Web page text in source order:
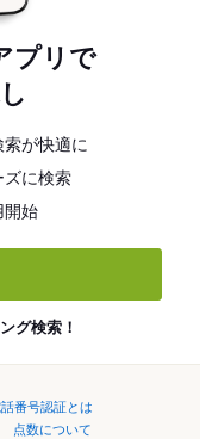
プリで
が快適に
ズに検索
開始
グ検索！
番号認証とは
点数について